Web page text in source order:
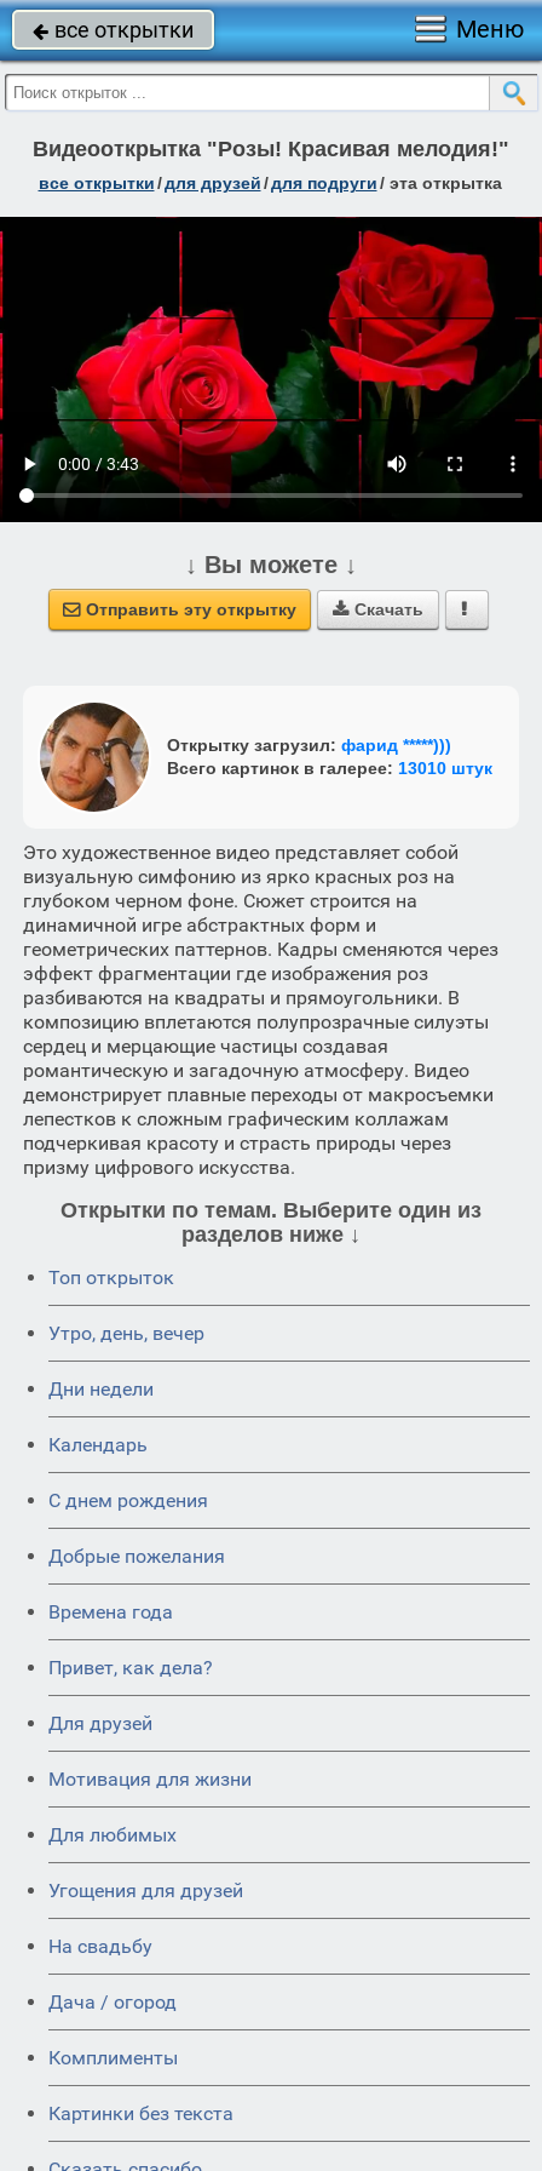
 все открытки Меню
Видеооткрытка "Розы! Красивая мелодия!"
все открытки/для друзей/для подруги/ эта открытка
↓ Вы можете ↓
 Отправить эту открытку  Скачать 
Открытку загрузил: фарид *****)))
Всего картинок в галерее: 13010 штук
Это художественное видео представляет собой
визуальную симфонию из ярко красных роз на
глубоком черном фоне. Сюжет строится на
динамичной игре абстрактных форм и
геометрических паттернов. Кадры сменяются через
эффект фрагментации где изображения роз
разбиваются на квадраты и прямоугольники. В
композицию вплетаются полупрозрачные силуэты
сердец и мерцающие частицы создавая
романтическую и загадочную атмосферу. Видео
демонстрирует плавные переходы от макросъемки
лепестков к сложным графическим коллажам
подчеркивая красоту и страсть природы через
призму цифрового искусства.
Открытки по темам. Выберите один из
разделов ниже ↓
Топ открыток
Утро, день, вечер
Дни недели
Календарь
C днем рождения
Добрые пожелания
Времена года
Привет, как дела?
Для друзей
Мотивация для жизни
Для любимых
Угощения для друзей
На свадьбу
Дача / огород
Комплименты
Картинки без текста